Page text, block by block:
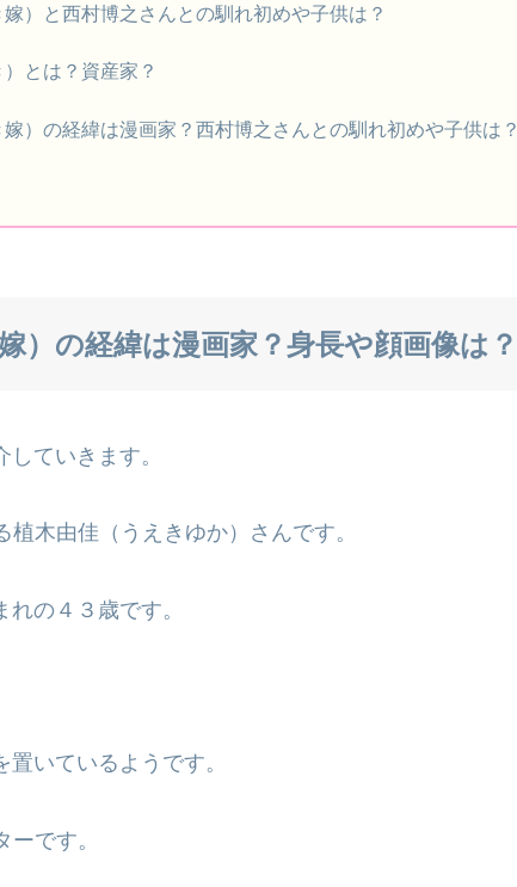
）と西村博之さんとの馴れ初めや子供は？
とは？資産家？
）の経緯は漫画家？西村博之さんとの馴れ初めや子供は？
）の経緯は漫画家？身長や顔画像は？
ていきます。
木由佳（うえきゆか）さんです。
の４３歳です。
いているようです。
です。